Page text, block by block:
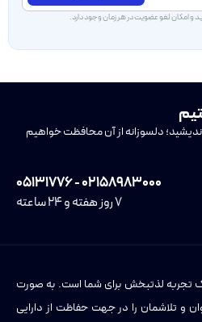
و امکان لغو عضویت در هر زمان وجود دارد.
دلسوزانه از آن محافظت خواهیم
۰۲۱۵۸۹۸۳۰۰۰ - ۰۵۱۳۱۷۷۶
۷ روز هفته و ۲۴ ساعته
تجربه لذتبخش برای شما است. به صورت
و تلاشمان را در جهت حفاظت از دارایی